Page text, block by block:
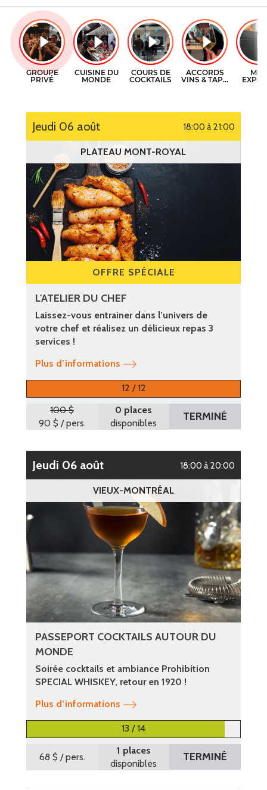
CONTACT
ENGLISH
COURS DE COCKTAILS
DÉGUSTATIONS DE VIN
jeudi 06 août 18:00 à 21:00
PLATEAU MONT-ROYAL
OFFRE SPÉCIALE
L'ATELIER DU CHEF
Laissez-vous entrainer dans l’univers de
votre chef et réalisez un délicieux repas 3
services !
Plus d’informations
12 / 12
100 $
90 $ / pers.
0 places
disponibles
TERMINÉ
jeudi 06 août 18:00 à 20:00
VIEUX-MONTRÉAL
PASSEPORT COCKTAILS AUTOUR DU
MONDE
Soirée cocktails et ambiance Prohibition
SPECIAL WHISKEY, retour en 1920 !
Plus d’informations
13 / 14
68 $ / pers.
1 places
disponibles
TERMINÉ